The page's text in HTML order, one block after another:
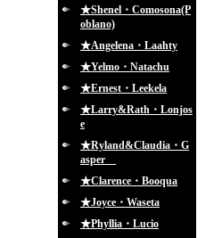
★Shenel・Comosona(P
oblano)
★Angelena・Laahty
★Yelmo・Natachu
★Ernest・Leekela
★Larry&Rath・Lonjos
e
★Ryland&Claudia・G
asper
★Clarence・Booqua
★Joyce・Waseta
★Phyllia・Lucio